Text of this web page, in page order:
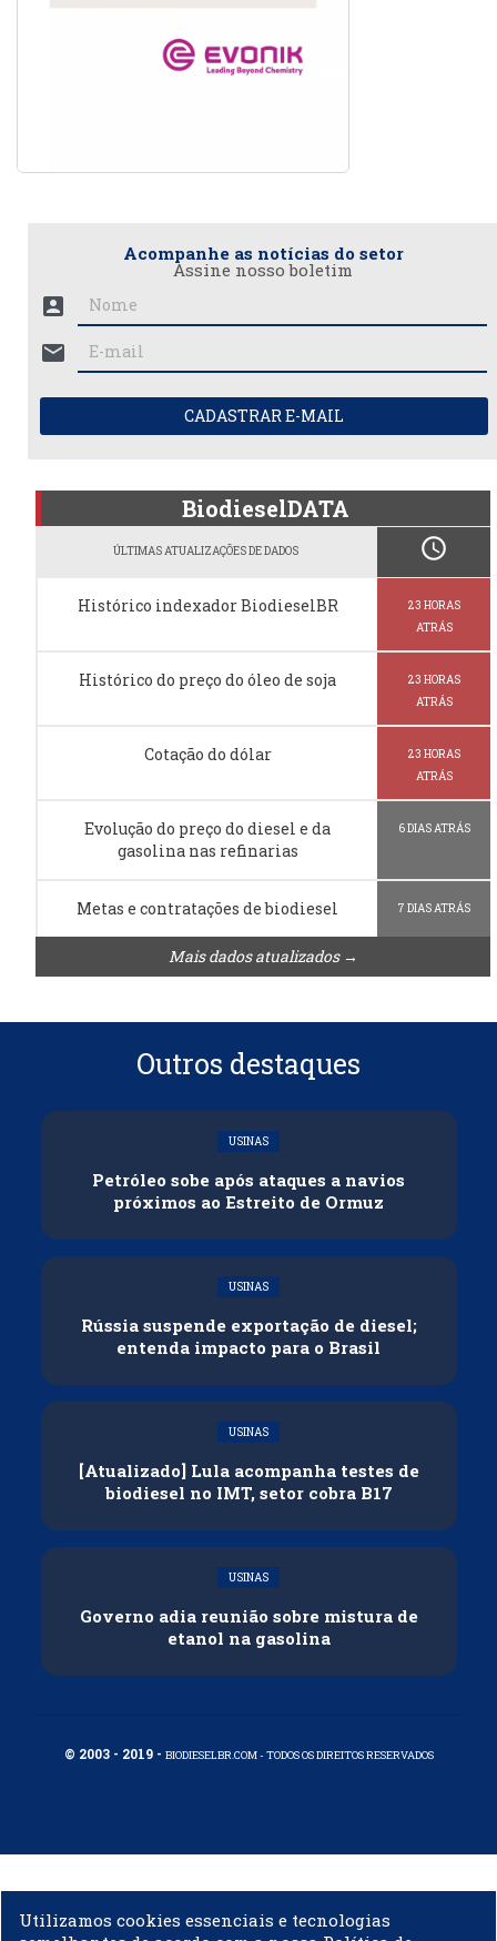
Acompanhe as notícias do setor
Assine nosso boletim
account_box
mail
CADASTRAR E-MAIL
BiodieselDATA
ÚLTIMAS ATUALIZAÇÕES DE DADOS schedule
Histórico indexador BiodieselBR
23 HORAS
ATRÁS
Histórico do preço do óleo de soja
23 HORAS
ATRÁS
Cotação do dólar
23 HORAS
ATRÁS
Evolução do preço do diesel e da
gasolina nas refinarias
6 DIAS ATRÁS
Metas e contratações de biodiesel 7 DIAS ATRÁS
Mais dados atualizados →
Outros destaques
USINAS
Petróleo sobe após ataques a navios
próximos ao Estreito de Ormuz
USINAS
Rússia suspende exportação de diesel;
entenda impacto para o Brasil
USINAS
[Atualizado] Lula acompanha testes de
biodiesel no IMT, setor cobra B17
USINAS
Governo adia reunião sobre mistura de
etanol na gasolina
© 2003 - 2019 - BIODIESELBR.COM - TODOS OS DIREITOS RESERVADOS
Utilizamos cookies essenciais e tecnologias